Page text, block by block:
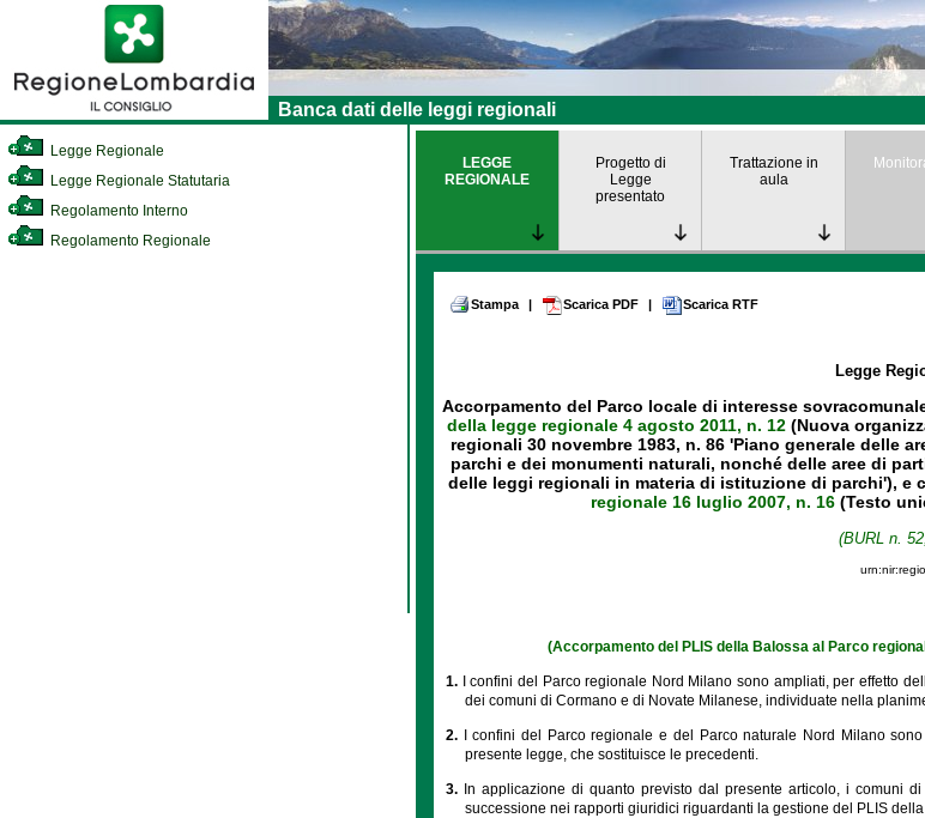
Banca dati delle leggi regionali
Legge Regionale
Legge Regionale Statutaria
Regolamento Interno
Regolamento Regionale
LEGGE
REGIONALE
Progetto di
Legge
presentato
Trattazione in
aula
Stampa | Scarica PDF | Scarica RTF
Legge
Accorpamento del Parco locale di interesse
della legge regionale 4 agosto 2011, n. 12 (Nuova
regionali 30 novembre 1983, n. 86 'Piano generale delle
parchi e dei monumenti naturali, nonché delle aree di
delle leggi regionali in materia di istituzione di parchi'),
regionale 16 luglio 2007, n. 16(Testo
(BURL n.
(Accorpamento del PLIS della Balossa al Parco
1.
I confini del Parco regionale Nord Milano sono ampliati, per effetto
dei comuni di Cormano e di Novate Milanese, individuate nella
2.
I confini del Parco regionale e del Parco naturale Nord Milano
presente legge, che sostituisce le precedenti.
3. In applicazione di quanto previsto dal presente articolo, i comuni di
successione nei rapporti giuridici riguardanti la gestione del PLIS